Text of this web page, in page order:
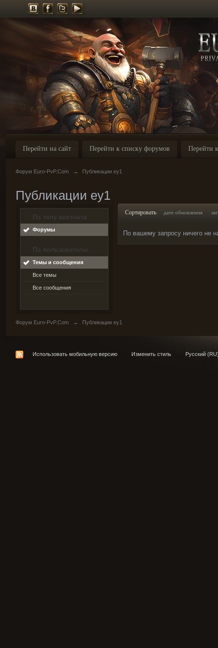
Перейти на сайт Перейти к списку форумов Перейти
Форум Euro-PvP.Com → Публикации ey1
Публикации ey1
По типу контента
Форумы
По пользователю
Темы и сообщения
Все темы
Все сообщения
Сортировать дате обновления
По вашему запросу ничего не
Форум Euro-PvP.Com → Публикации ey1
Использовать мобильную версию Изменить стиль Русский